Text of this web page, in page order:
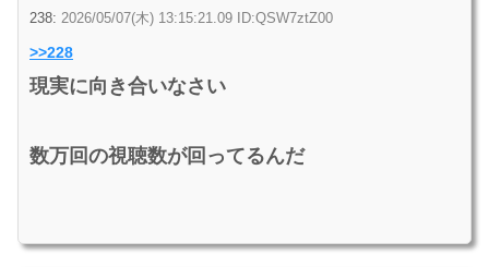
238: 2026/05/07(木) 13:15:21.09 ID:QSW7ztZ00
>>228
現実に向き合いなさい
数万回の視聴数が回ってるんだ